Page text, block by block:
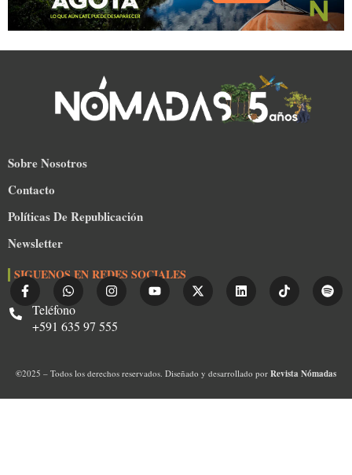
Sobre Nosotros
Contacto
Políticas De Republicación
Newsletter
SIGUENOS EN REDES SOCIALES
Teléfono
+591 635 97 555
©2025 – Todos los derechos reservados. Diseñado y desarrollado por Revista Nómadas